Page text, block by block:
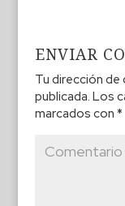
ENVIAR
Tu dirección
publicada. Los
marcados con *